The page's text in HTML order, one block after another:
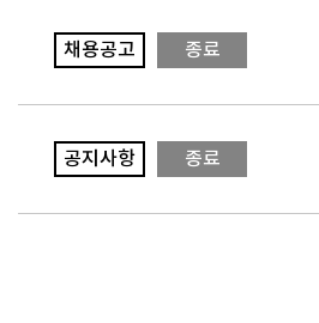
채용공고 종료
공지사항 종료